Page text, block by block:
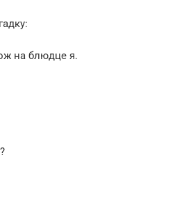
на блюдце я.